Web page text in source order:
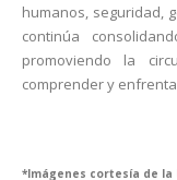
humanos, seguridad,
continúa
promoviendo la
comprender y
*Imágenes cortesía de la